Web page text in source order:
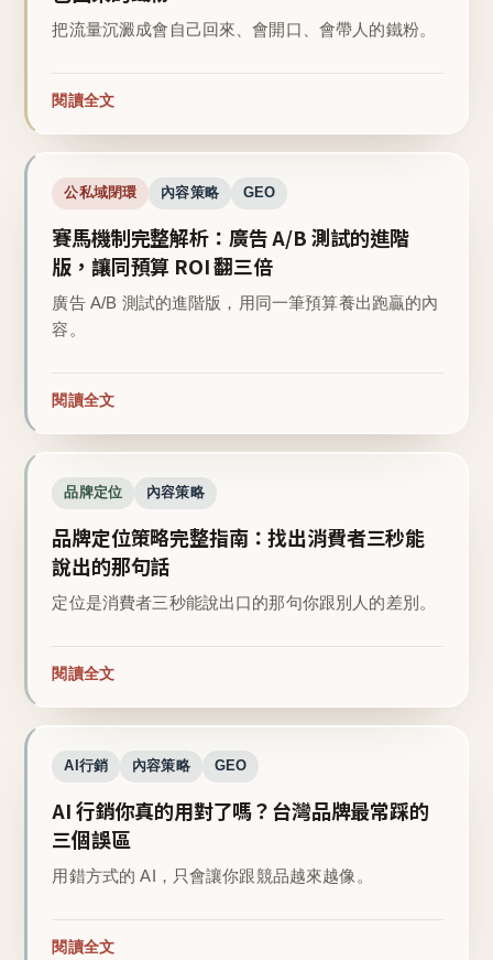
把流量沉澱成會自己回來、會開口、會帶人的鐵粉。
閱讀全文
公私域閉環 內容策略 GEO
賽馬機制完整解析：廣告 A/B 測試的進階
版，讓同預算 ROI 翻三倍
廣告 A/B 測試的進階版，用同一筆預算養出跑贏的內
容。
閱讀全文
品牌定位 內容策略
品牌定位策略完整指南：找出消費者三秒能
說出的那句話
定位是消費者三秒能說出口的那句你跟別人的差別。
閱讀全文
AI行銷 內容策略 GEO
AI 行銷你真的用對了嗎？台灣品牌最常踩的
三個誤區
用錯方式的 AI，只會讓你跟競品越來越像。
閱讀全文